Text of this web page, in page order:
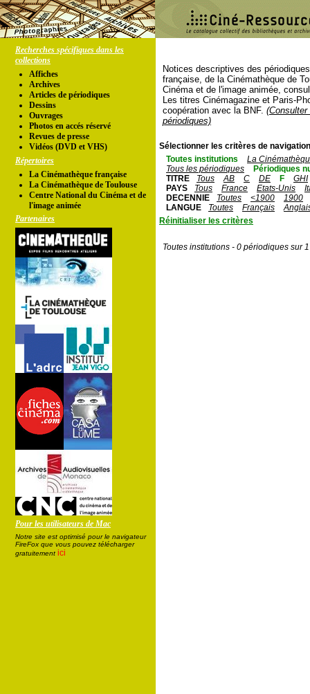
Recherches spécifiques dans les
collections
Affiches
Archives
Articles de périodiques
Dessins
Ouvrages
Photos en accés réservé
Revues de presse
Vidéos (DVD et VHS)
Répertoires
La Cinémathèque française
La Cinémathèque de Toulouse
Centre National du Cinéma et de
l'image animée
Partenaires
Pour les utilisateurs de Mac
Notre site est optimisé pour le navigateur
FireFox que vous pouvez télécharger
gratuitement ici
Notices descriptives des
française, de la Cinémathèque de
Cinéma et de l'image animée,
Les titres Cinémagazine et Paris-
coopération avec la BNF.
périodiques)
Sélectionner les critères de
Toutes institutions
La
Tous les périodiques
Périodiques
TITRE
Tous AB C DE F
GHI
PAYS
Tous France Etats-Unis
DECENNIE
Toutes <1900
1900
LANGUE
Toutes Français
Réinitialiser les critères
Toutes institutions - 0 périodiques sur